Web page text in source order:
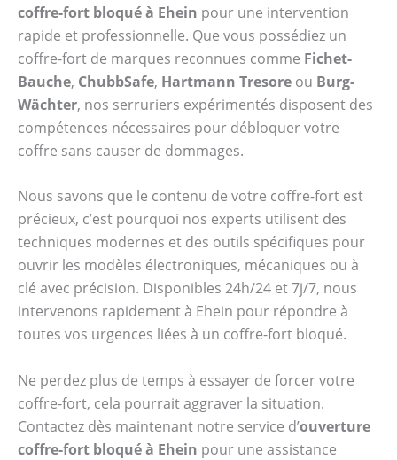
coffre-fort bloqué à Ehein pour une intervention
rapide et professionnelle. Que vous possédiez un
coffre-fort de marques reconnues comme Fichet-
Bauche, ChubbSafe, Hartmann Tresore ou Burg-
Wächter, nos serruriers expérimentés disposent des
compétences nécessaires pour débloquer votre
coffre sans causer de dommages.
Nous savons que le contenu de votre coffre-fort est
précieux, c’est pourquoi nos experts utilisent des
techniques modernes et des outils spécifiques pour
ouvrir les modèles électroniques, mécaniques ou à
clé avec précision. Disponibles 24h/24 et 7j/7, nous
intervenons rapidement à Ehein pour répondre à
toutes vos urgences liées à un coffre-fort bloqué.
Ne perdez plus de temps à essayer de forcer votre
coffre-fort, cela pourrait aggraver la situation.
Contactez dès maintenant notre service d’ouverture
coffre-fort bloqué à Ehein pour une assistance